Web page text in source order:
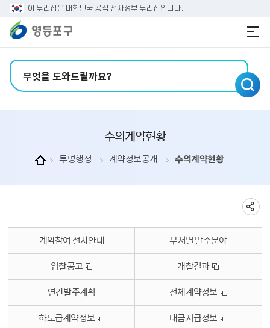
본문 바로가기
주메뉴 바로가기
이 누리집은 대한민국 공식 전자정부 누리집입니다.
수의계약현황
투명행정 계약정보공개 수의계약현황
계약참여 절차안내
부서별 발주분야
입찰공고
개찰결과
연간발주계획
전체계약정보
하도급계약정보
대금지급정보